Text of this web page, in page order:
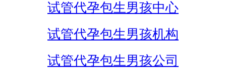
试管代孕包生男孩中心
试管代孕包生男孩机构
试管代孕包生男孩公司